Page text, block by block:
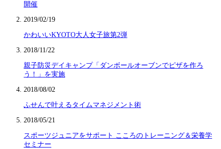
開催
2019/02/19
かわいいKYOTO大人女子旅第2弾
2018/11/22
親子防災デイキャンプ「ダンボールオーブンでピザを作ろ
う！」を実施
2018/08/02
ふせんで叶えるタイムマネジメント術
2018/05/21
スポーツジュニアをサポート こころのトレーニング＆栄養学
セミナー